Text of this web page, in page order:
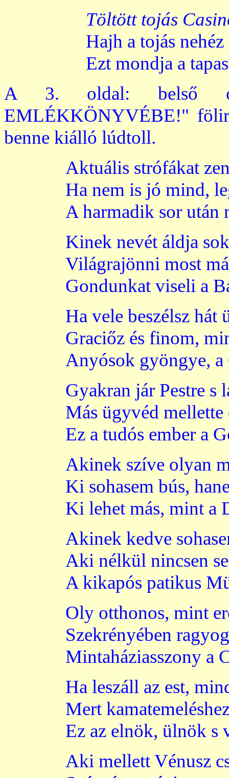
Töltött tojás
Hajh a tojás
Ezt mondja a
A 3. oldal: belső
EMLÉKKÖNYVÉBE!"
benne kiálló lúdtoll.
Aktuális strófákat
Ha nem is jó mind,
A harmadik sor után
Kinek nevét áldja
Világrajönni most
Gondunkat viseli a
Ha vele beszélsz hát
Graciőz és finom,
Anyósok gyöngye,
Gyakran jár Pestre s
Más ügyvéd
Ez a tudós ember a
Akinek szíve olyan
Ki sohasem bús,
Ki lehet más, mint a
Akinek kedve
Aki nélkül nincsen
A kikapós patikus
Oly otthonos, mint
Szekrényében
Mintaháziasszony a
Ha leszáll az est,
Mert
Ez az elnök, ülnök s
Aki mellett Vénusz